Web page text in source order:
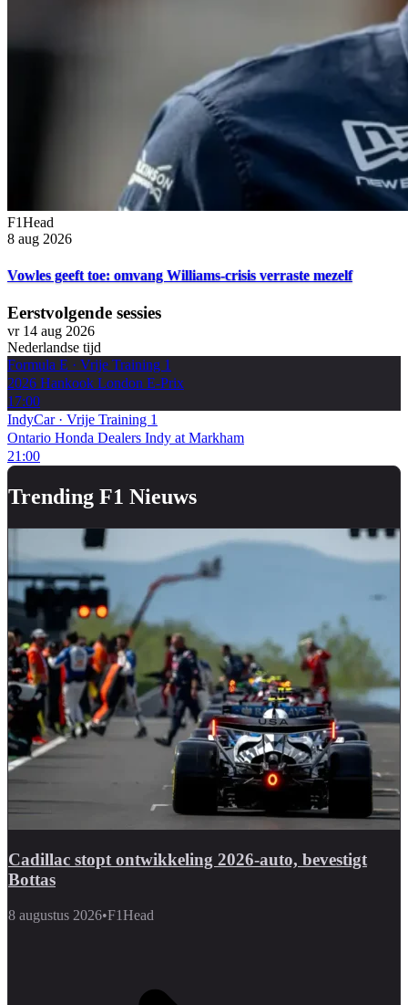
F1Head
8 aug 2026
Vowles geeft toe: omvang Williams-crisis verraste mezelf
Eerstvolgende sessies
vr 14 aug 2026
Nederlandse tijd
Formula E · Vrije Training 1
2026 Hankook London E-Prix
17:00
IndyCar· Vrije Training 1
Ontario Honda Dealers Indy at Markham
21:00
Trending F1 Nieuws
Cadillac stopt ontwikkeling 2026-auto, bevestigt
Bottas
8 augustus 2026•F1Head